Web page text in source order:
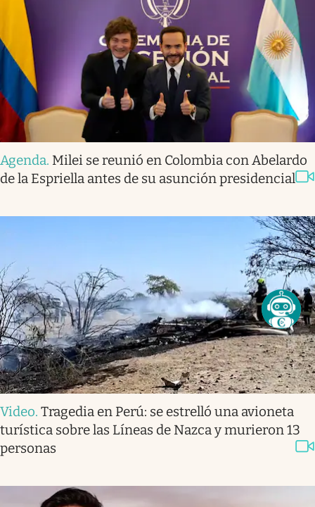
Agenda. Milei se reunió en Colombia con Abelardo
de la Espriella antes de su asunción presidencial
Video. Tragedia en Perú: se estrelló una avioneta
turística sobre las Líneas de Nazca y murieron 13
personas